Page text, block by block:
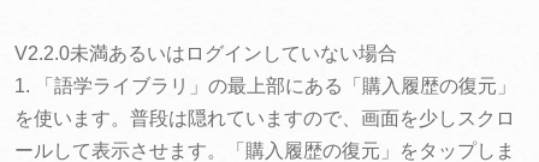
V2.2.0未満あるいはログインしていない場合
1. 「語学ライブラリ」の最上部にある「購入履歴の復元」
を使います。普段は隠れていますので、画面を少しスクロ
ールして表示させます。「購入履歴の復元」をタップしま